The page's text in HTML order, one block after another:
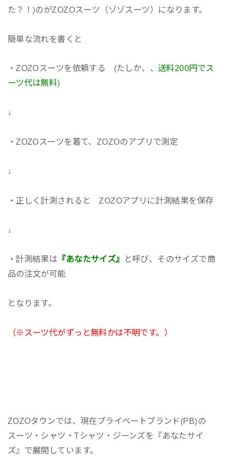
た？！)のがZOZOスーツ（ゾゾスーツ）になります。
簡単な流れを書くと
・ZOZOスーツを依頼する (たしか、、送料200円でス
ーツ代は無料)
↓
・ZOZOスーツを着て、ZOZOのアプリで測定
↓
・正しく計測されると ZOZOアプリに計測結果を保存
↓
・計測結果は 『あなたサイズ』
と呼び、そのサイズで商
品の注文が可能
となります。
（※スーツ代がずっと無料かは不明です。）
ZOZOタウンでは、現在プライベートブランド(PB)の
スーツ・シャツ・Tシャツ・ジーンズを『あなたサイ
ズ』で展開しています。